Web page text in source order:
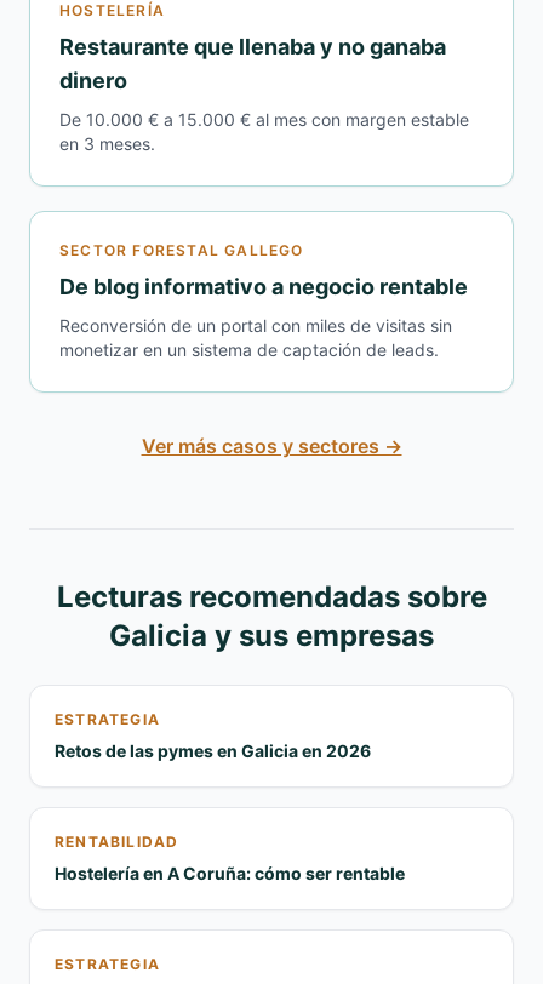
HOSTELERÍA
Restaurante que llenaba y no ganaba
dinero
De 10.000 € a 15.000 € al mes con margen estable
en 3 meses.
SECTOR FORESTAL GALLEGO
De blog informativo a negocio rentable
Reconversión de un portal con miles de visitas sin
monetizar en un sistema de captación de leads.
Ver más casos y sectores →
Lecturas recomendadas sobre
Galicia y sus empresas
ESTRATEGIA
Retos de las pymes en Galicia en 2026
RENTABILIDAD
Hostelería en A Coruña: cómo ser rentable
ESTRATEGIA